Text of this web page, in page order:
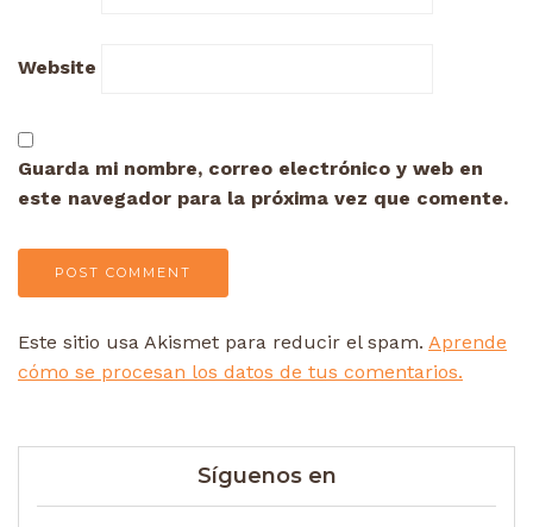
Website
Guarda mi nombre, correo electrónico y web en
este navegador para la próxima vez que comente.
Este sitio usa Akismet para reducir el spam. Aprende
cómo se procesan los datos de tus comentarios.
Síguenos en